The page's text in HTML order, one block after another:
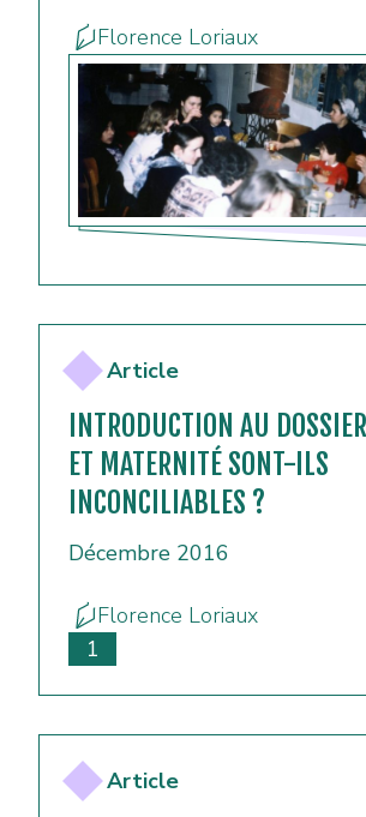
Florence Loriaux
Article
INTRODUCTION AU
ET MATERNITÉ SONT-ILS
INCONCILIABLES ?
Décembre 2016
Florence Loriaux
1
Article